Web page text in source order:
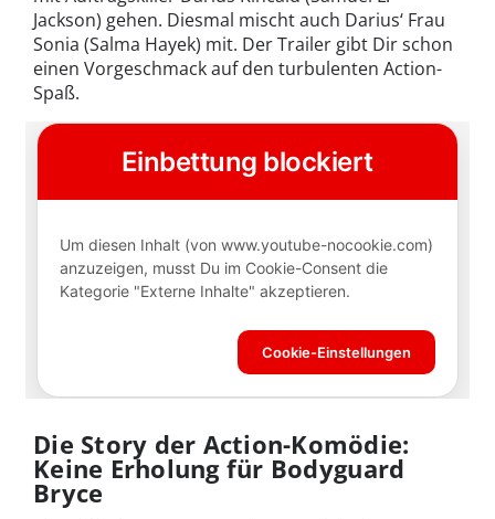
Jackson) gehen. Diesmal mischt auch Darius‘ Frau
Sonia (Salma Hayek) mit. Der Trailer gibt Dir schon
einen Vorgeschmack auf den turbulenten Action-
Spaß.
Die Story der Action-Komödie:
Keine Erholung für Bodyguard
Bryce